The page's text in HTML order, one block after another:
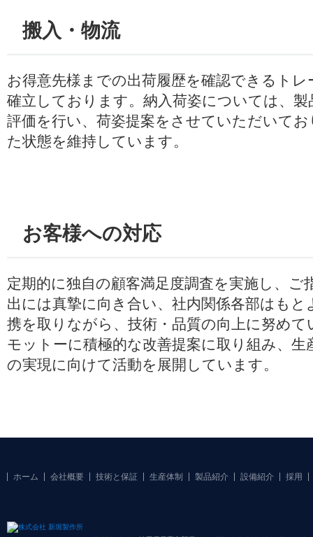
搬入・物流
お得意先様までの出荷履歴を確認できるト
確立しております。納入荷姿については、
評価を行い、荷姿提案をさせていただいて
た状態を維持しています。
お客様への対応
定期的に独自の顧客満足度調査を実施し、ご
出には真摯に向き合い、社内関係各部はも
携を取りながら、技術・品質の向上に努め
モットーに積極的な改善提案に取り組み、生
の実現に向けて活動を展開しています。
ホーム 会社概要 技術と保証 生産体制 製品紹介 設備紹介 採用